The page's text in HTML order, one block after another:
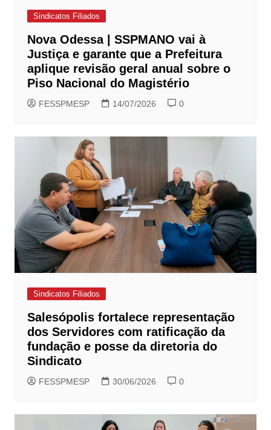
Sindicatos Filiados
Nova Odessa | SSPMANO vai à
Justiça e garante que a Prefeitura
aplique revisão geral anual sobre o
Piso Nacional do Magistério
FESSPMESP 14/07/2026 0
Sindicatos Filiados
Salesópolis fortalece representação
dos Servidores com ratificação da
fundação e posse da diretoria do
Sindicato
FESSPMESP 30/06/2026 0